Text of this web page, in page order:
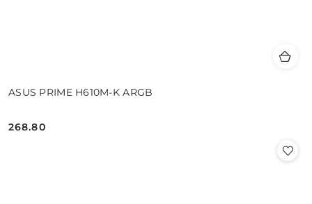
ASUS PRIME H610M-K ARGB
Cena:
268.80